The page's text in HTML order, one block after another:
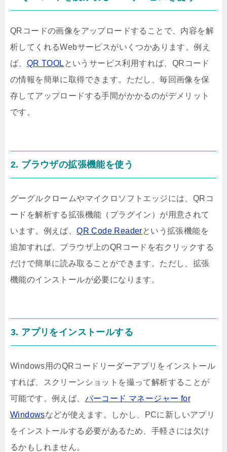
QRコードの画像をアップロードすることで、内容を解
析してくれるWebサービスがいくつかあります。例え
ば、 QR TOOL というサービス利用すれば、QRコード
の情報を簡単に取得できます。ただし、毎回画像を保
存してアップロードする手間がかかるのがデメリット
です。
2. ブラウザの拡張機能を使う
グーグルクロームやマイクロソフトエッジには、QRコ
ードを解析する拡張機能（プラグイン）が用意されて
います。例えば、QR Code Readerという拡張機能を
追加すれば、ブラウザ上のQRコードを右クリックする
だけで簡単に読み取ることができます。ただし、拡張
機能のインストールが必要になります。
3. アプリをインストールする
Windows用のQRコードリーダーアプリをインストール
すれば、スクリーンショットを撮って解析することが
可能です。例えば、 バーコード マネージャー for
Windowsなどが使えます。しかし、PCに新しいアプリ
をインストールする必要があるため、手軽さには欠け
るかもしれません。